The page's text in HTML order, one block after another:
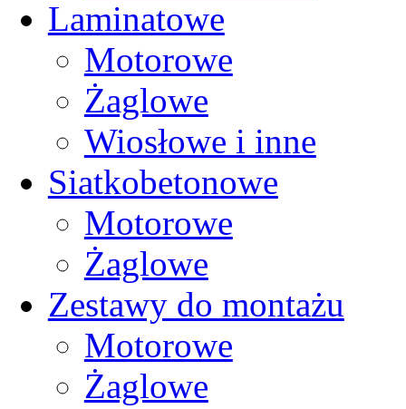
Laminatowe
Motorowe
Żaglowe
Wiosłowe i inne
Siatkobetonowe
Motorowe
Żaglowe
Zestawy do montażu
Motorowe
Żaglowe